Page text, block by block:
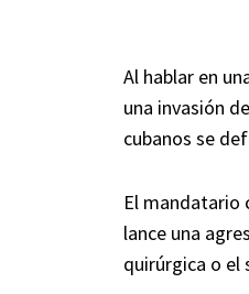
Al hablar en
una invasión
cubanos se
El mandatario
lance una
quirúrgica o el